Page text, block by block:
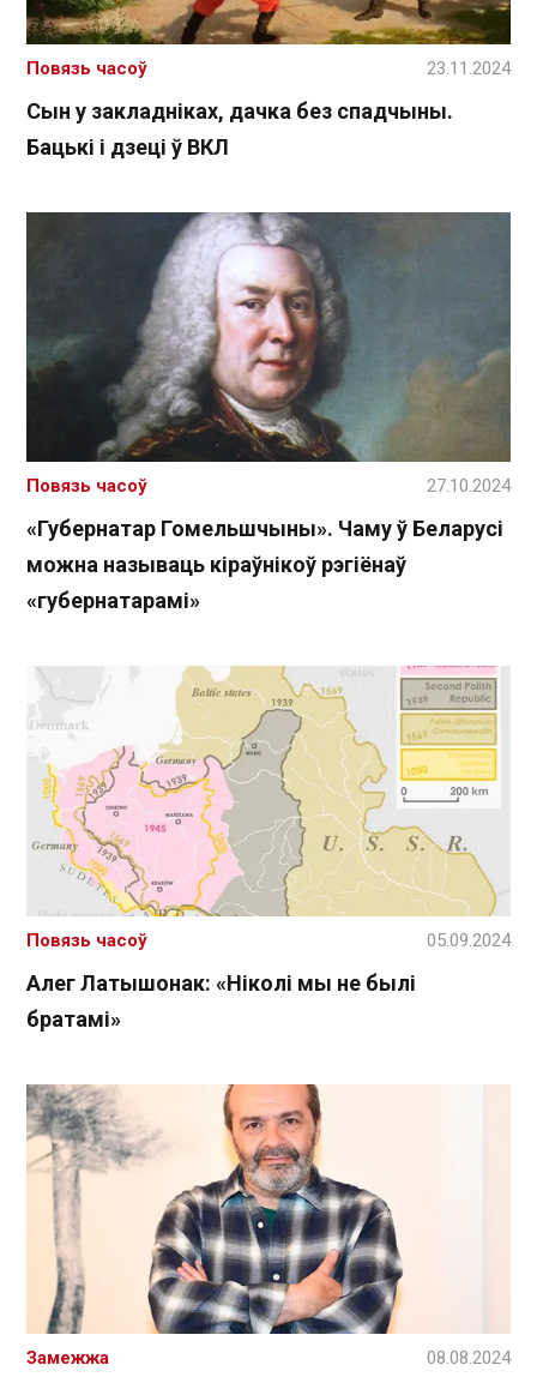
Сын у закладніках, дачка без спадчыны.
Бацькі і дзеці ў ВКЛ
Повязь часоў 23.11.2024
«Губернатар Гомельшчыны». Чаму ў Беларусі
можна называць кіраўнікоў рэгіёнаў
«губернатарамі»
Повязь часоў 27.10.2024
Алег Латышонак: «Ніколі мы не былі
братамі»
Повязь часоў 05.09.2024
Замежжа 08.08.2024